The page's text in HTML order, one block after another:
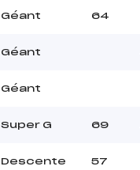
Géant 64
Géant
Géant
Super G 69
Descente 57